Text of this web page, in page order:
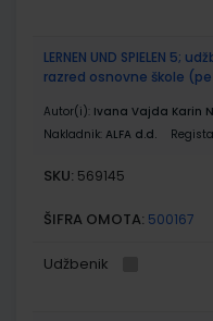
LERNEN UND SPIELEN
razred osnovne škole
Autor(i): Ivana Vajda Karin
Nakladnik: ALFA d.d.
SKU: 569145
ŠIFRA OMOTA: 500167
Udžbenik